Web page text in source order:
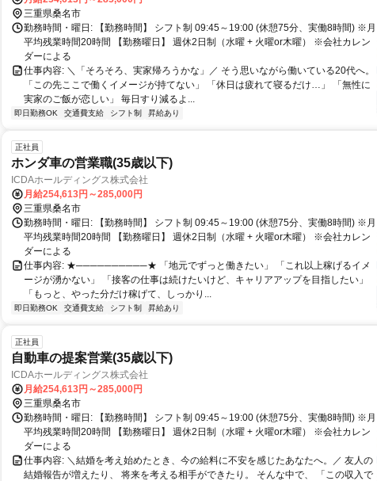
三重県桑名市
勤務時間・曜日: 【勤務時間】 シフト制 09:45～19:00 (休憩75分、実働8時間) ※月
平均残業時間20時間 【勤務曜日】 週休2日制（水曜 + 火曜or木曜） ※会社カレン
ダーによる
仕事内容: ＼「そろそろ、実家帰ろうかな」／ そう思いながら働いている20代へ。
「この先ここで働くイメージが持てない」 「休日は疲れて寝るだけ…」 「無性に
実家のご飯が恋しい」 毎日すり減るよ...
即日勤務OK 交通費支給 シフト制 昇給あり
正社員
ホンダ車の営業職(35歳以下)
ICDAホールディングス株式会社
月給254,613円～285,000円
三重県桑名市
勤務時間・曜日: 【勤務時間】 シフト制 09:45～19:00 (休憩75分、実働8時間) ※月
平均残業時間20時間 【勤務曜日】 週休2日制（水曜 + 火曜or木曜） ※会社カレン
ダーによる
仕事内容: ★──────────★ 「地元でずっと働きたい」 「これ以上稼げるイメ
ージが湧かない」 「接客の仕事は続けたいけど、キャリアアップを目指したい」
「もっと、やった分だけ稼げて、しっかり...
即日勤務OK 交通費支給 シフト制 昇給あり
正社員
自動車の提案営業(35歳以下)
ICDAホールディングス株式会社
月給254,613円～285,000円
三重県桑名市
勤務時間・曜日: 【勤務時間】 シフト制 09:45～19:00 (休憩75分、実働8時間) ※月
平均残業時間20時間 【勤務曜日】 週休2日制（水曜 + 火曜or木曜） ※会社カレン
ダーによる
仕事内容: ＼結婚を考え始めたとき、今の給料に不安を感じたあなたへ。／ 友人の
結婚報告が増えたり、 将来を考える相手ができたり。 そんな中で、 「この収入で